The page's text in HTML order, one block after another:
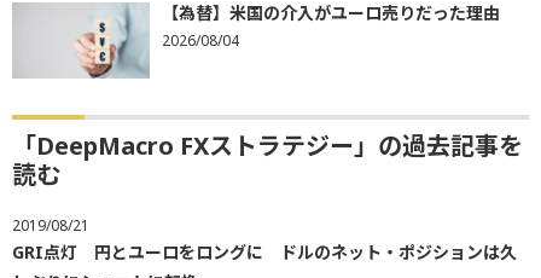
【為替】米国の介入がユーロ売りだった理由
2026/08/04
「DeepMacro FXストラテジー」の過去記事を
読む
2019/08/21
GRI点灯 円とユーロをロングに ドルのネット・ポジションは久